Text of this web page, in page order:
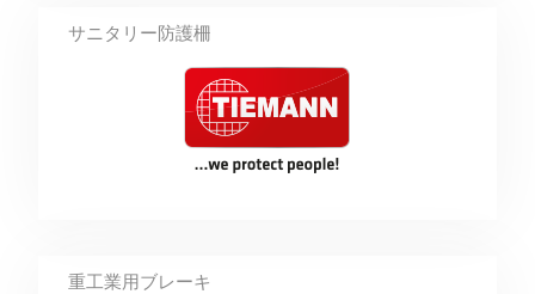
サニタリー防護柵
重工業用ブレーキ